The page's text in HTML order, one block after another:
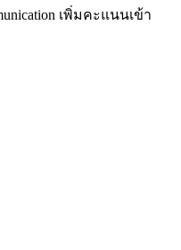
เพิ่มคะแนนเข้า